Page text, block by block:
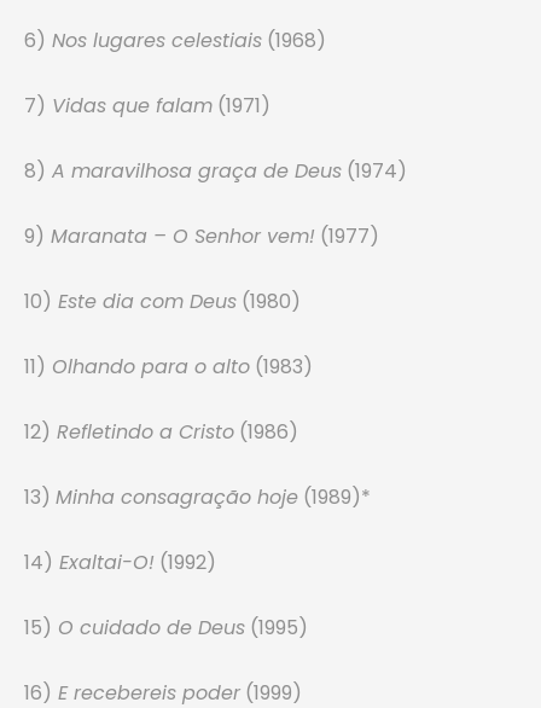
6) Nos lugares celestiais (1968)
7) Vidas que falam (1971)
8) A maravilhosa graça de Deus (1974)
9) Maranata – O Senhor vem! (1977)
10) Este dia com Deus (1980)
11) Olhando para o alto (1983)
12) Refletindo a Cristo (1986)
13) Minha consagração hoje (1989)*
14) Exaltai-O! (1992)
15) O cuidado de Deus (1995)
16) E recebereis poder (1999)